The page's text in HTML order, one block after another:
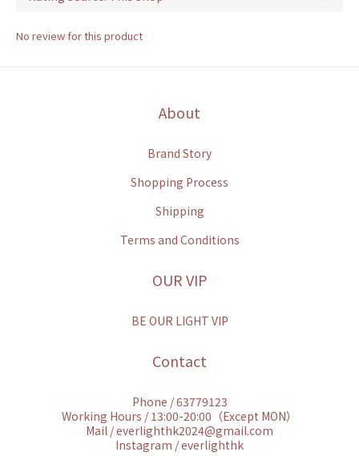
No review for this product
About
Brand Story
Shopping Process
Shipping
Terms and Conditions
OUR VIP
BE OUR LIGHT VIP
Contact
Phone / 63779123
Working Hours / 13:00-20:00（Except MON）
Mail / everlighthk2024@gmail.com
Instagram / everlighthk